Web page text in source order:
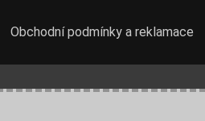
Obchodní podmínky a reklamace